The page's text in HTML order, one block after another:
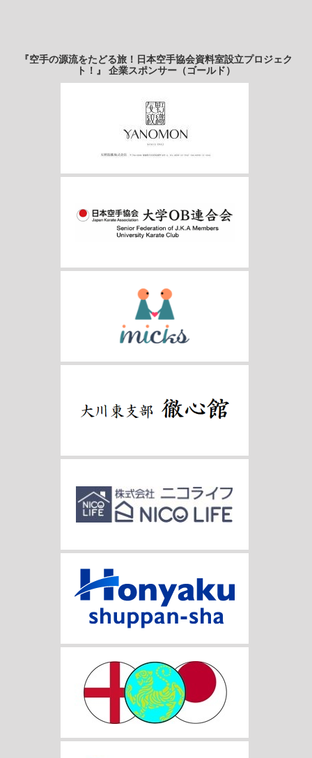
『空手の源流をたどる旅！日本空手協会資料室設立プロジェク
ト！』 企業スポンサー（ゴールド）